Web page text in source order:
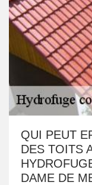
QUI PEUT
DES TOITS
DAME DE